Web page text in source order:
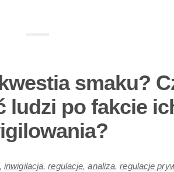
smaku?
ludzi po fakcie
inwigilacja,regulacje,analiza,regulacje